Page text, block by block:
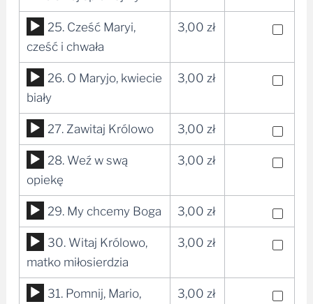
dźwiękowych
Odtwarzacz
plików
dźwiękowych
25. Cześć Maryi,
cześć i chwała
3,00 zł
Odtwarzacz
plików
dźwiękowych
26. O Maryjo, kwiecie
biały
3,00 zł
Odtwarzacz
plików
dźwiękowych
27. Zawitaj Królowo 3,00 zł
Odtwarzacz
plików
dźwiękowych
28. Weź w swą
opiekę
3,00 zł
Odtwarzacz
plików
dźwiękowych
29. My chcemy Boga 3,00 zł
Odtwarzacz
plików
dźwiękowych
30. Witaj Królowo,
matko miłosierdzia
3,00 zł
Odtwarzacz
31. Pomnij, Mario,
3,00 zł